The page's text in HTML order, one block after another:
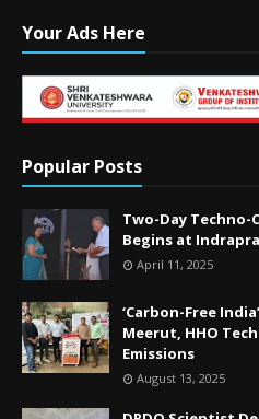
Your Ads Here
Popular Posts
Two-Day Techno-
Begins at
April 11, 2025
‘Carbon-Free
Meerut, HHO
Emissions
August 13, 2025